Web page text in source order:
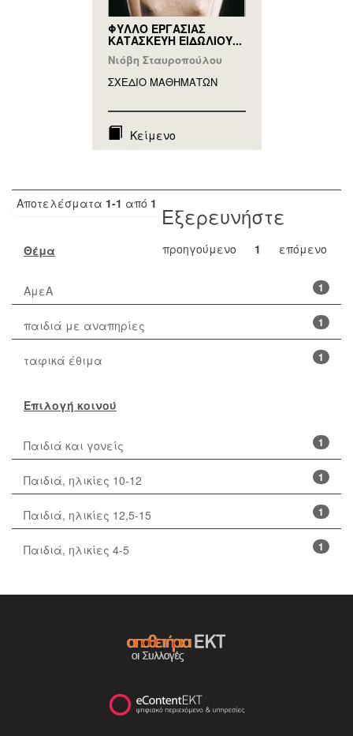
ΦΥΛΛΟ ΕΡΓΑΣΙΑΣ
ΚΑΤΑΣΚΕΥΗ ΕΙΔΩΛΙΟΥ...
Νιόβη Σταυροπούλου
ΣΧΕΔΙΟ ΜΑΘΗΜAΤΩΝ
Κείμενο
Αποτελέσματα 1-1 από 1
προηγούμενο 1 επόμενο
Εξερευνήστε
Θέμα
1
ΑμεΑ
1
παιδιά με αναπηρίες
1
ταφικά έθιμα
Επιλογή κοινού
1
Παιδιά και γονείς
1
Παιδιά, ηλικίες 10-12
1
Παιδιά, ηλικίες 12,5-15
1
Παιδιά, ηλικίες 4-5